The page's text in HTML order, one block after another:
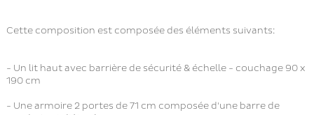
Cette composition est composée des éléments suivants:
- Un lit haut avec barrière de sécurité & échelle - couchage 90 x
190 cm
- Une armoire 2 portes de 71 cm composée d'une barre de